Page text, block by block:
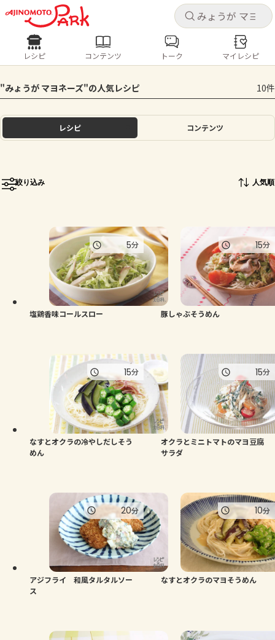
キャ
ログインするとレシピを保存できます
ログイン
ホーム
トーク
よくあるお問い合わせ
お買い物
キャ
レシピ コンテンツ
人気の食材・レシピ
きゅうり なす トマト とうもろこし
ピーマン
レシピ コンテンツ トーク マイレシピ
"みょうが マヨネーズ"の人気レシピ 10件
レシピ コンテンツ
絞り込み 人気順
塩鶏香味コールスロー
5分
豚しゃぶそうめん
15分
なすとオクラの冷やしだしそう
めん
15分
オクラとミニトマトのマヨ豆腐
サラダ
15分
アジフライ 和風タルタルソー
ス
20分
なすとオクラのマヨそうめん
10分